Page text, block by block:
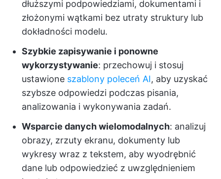
dłuższymi podpowiedziami, dokumentami i
złożonymi wątkami bez utraty struktury lub
dokładności modelu.
Szybkie zapisywanie i ponowne
wykorzystywanie: przechowuj i stosuj
ustawione szablony poleceń AI, aby uzyskać
szybsze odpowiedzi podczas pisania,
analizowania i wykonywania zadań.
Wsparcie danych wielomodalnych: analizuj
obrazy, zrzuty ekranu, dokumenty lub
wykresy wraz z tekstem, aby wyodrębnić
dane lub odpowiedzieć z uwzględnieniem